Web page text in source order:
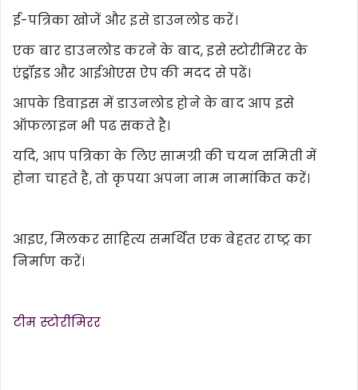
ई-पत्रिका खोजें और इसे डाउनलोड करें।
एक बार डाउनलोड करने के बाद, इसे स्टोरीमिरर के
एंड्रॉइड और आईओएस ऐप की मदद से पढें।
आपके डिवाइस में डाउनलोड होने के बाद आप इसे
ऑफलाइन भी पढ सकते है।
यदि, आप पत्रिका के लिए सामग्री की चयन समिती में
होना चाहते है, तो कृपया अपना नाम नामांकित करें।
आइए, मिलकर साहित्य समर्थित एक बेहतर राष्ट्र का
निर्माण करें।
टीम स्टोरीमिरर